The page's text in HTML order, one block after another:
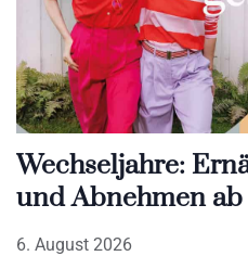
Wechseljahre:
und Abnehmen
6. August 2026